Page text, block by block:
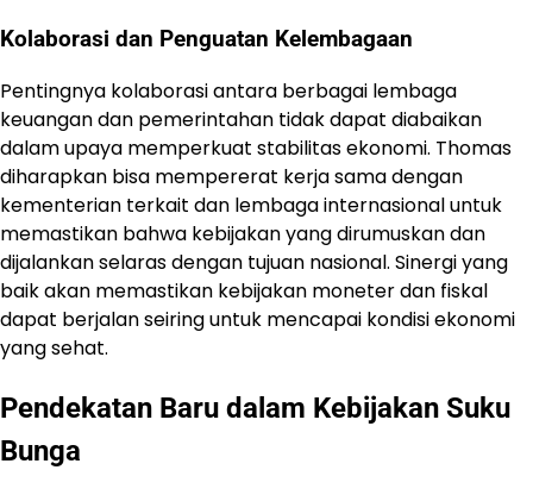
Kolaborasi dan Penguatan Kelembagaan
Pentingnya kolaborasi antara berbagai lembaga
keuangan dan pemerintahan tidak dapat diabaikan
dalam upaya memperkuat stabilitas ekonomi. Thomas
diharapkan bisa mempererat kerja sama dengan
kementerian terkait dan lembaga internasional untuk
memastikan bahwa kebijakan yang dirumuskan dan
dijalankan selaras dengan tujuan nasional. Sinergi yang
baik akan memastikan kebijakan moneter dan fiskal
dapat berjalan seiring untuk mencapai kondisi ekonomi
yang sehat.
Pendekatan Baru dalam Kebijakan Suku
Bunga